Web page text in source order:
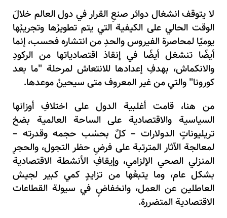
لا يتوقف انشغال دوائر صنعِ القرار في دول العالم خلالَ
الوقت الحالي على الكيفية التي يتم تطويرُها وتجريبُها
يوميًا لمحاصرة الفيروس والحدِ من انتشاره فحسب، إنما
أيضًا تنشغل أيضًا في إنقاذ اقتصادياتها من الركودِ
والانكماش، بهدفِ إعدادها للانتعاش لمرحلة "ما بعد
كورونا" والتي من غير المعروف متى سيحينُ موعدها.
من هنا، قامت أغلبية الدول على اختلافِ أوزانها
السياسية والاقتصادية على الساحة العالمية بضخ
تريليوناتٍ الدولارات – كلٌ بحسْب حجمه وقدرته –
لمعالجة الآثار المترتبة على فرضِ حظر التجول، والحجرِ
المنزلي الصحي الإلزامي، وإيقافِ الأنشطة الاقتصادية
بشكل عام، وما يتبعُها من تزايدٍ كمي كبير لجيش
العاطلين عن العمل، وانخفاضٍ في سيولة القطاعات
الاقتصادية المتضررة.